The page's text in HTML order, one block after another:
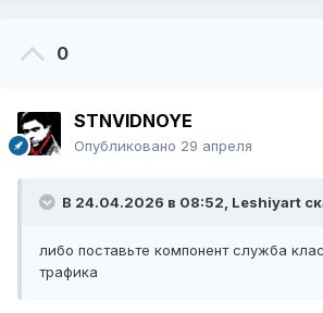
0
STNVIDNOYE
Опубликовано 29 апреля
В 24.04.2026 в 08:52, Leshiyart
либо поставьте компонент служба
трафика